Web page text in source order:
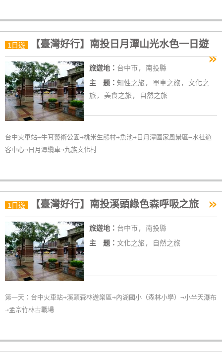
1日遊 【臺灣好行】南投日月潭山光水色一日遊
»
旅遊地： 台中市, 南投縣
主 題： 知性之旅, 單車之旅, 文化之
旅, 美食之旅, 自然之旅
台中火車站→牛耳藝術公園→桃米生態村→魚池→日月潭國家風景區→水社遊
客中心→日月潭纜車→九族文化村
1日遊 【臺灣好行】南投溪頭綠色森呼吸之旅 »
旅遊地： 台中市, 南投縣
主 題： 文化之旅, 自然之旅
第一天：台中火車站→溪頭森林遊樂區→內湖國小（森林小學）→小半天瀑布
→孟宗竹林古戰場